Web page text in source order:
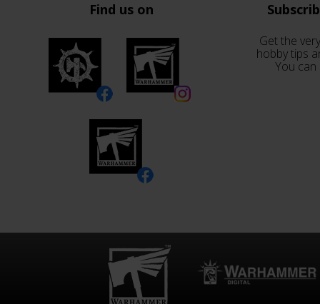
Find us on
Get the
hobby tips
You